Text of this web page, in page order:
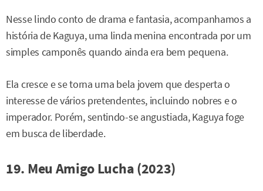
Nesse lindo conto de drama e fantasia, acompanhamos a
história de Kaguya, uma linda menina encontrada por um
simples camponês quando ainda era bem pequena.
Ela cresce e se torna uma bela jovem que desperta o
interesse de vários pretendentes, incluindo nobres e o
imperador. Porém, sentindo-se angustiada, Kaguya foge
em busca de liberdade.
19. Meu Amigo Lucha (2023)